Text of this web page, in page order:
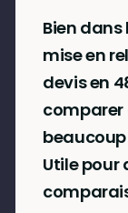
Bien dans
mise en
devis en
comparer
beaucoup
Utile pour